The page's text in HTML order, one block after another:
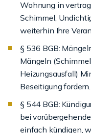
Wohnung in
Schimmel,
weiterhin Ihre
§ 536 BGB:
Mängeln
Heizungsausfall)
Beseitigung fordern.
§ 544 BGB:
bei
einfach kündigen,